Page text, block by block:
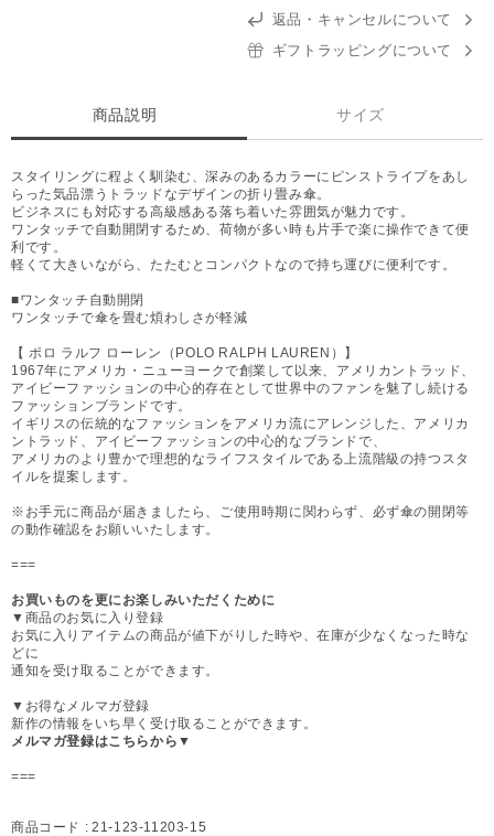
返品・キャンセルについて
ギフトラッピングについて
商品説明 サイズ
スタイリングに程よく馴染む、深みのあるカラーにピンストライプをあし
らった気品漂うトラッドなデザインの折り畳み傘。
ビジネスにも対応する高級感ある落ち着いた雰囲気が魅力です。
ワンタッチで自動開閉するため、荷物が多い時も片手で楽に操作できて便
利です。
軽くて大きいながら、たたむとコンパクトなので持ち運びに便利です。
■ワンタッチ自動開閉
ワンタッチで傘を畳む煩わしさが軽減
【 ポロ ラルフ ローレン（POLO RALPH LAUREN）】
1967年にアメリカ・ニューヨークで創業して以来、アメリカントラッド、
アイビーファッションの中心的存在として世界中のファンを魅了し続ける
ファッションブランドです。
イギリスの伝統的なファッションをアメリカ流にアレンジした、アメリカ
ントラッド、アイビーファッションの中心的なブランドで、
アメリカのより豊かで理想的なライフスタイルである上流階級の持つスタ
イルを提案します。
※お手元に商品が届きましたら、ご使用時期に関わらず、必ず傘の開閉等
の動作確認をお願いいたします。
===
お買いものを更にお楽しみいただくために
▼商品のお気に入り登録
お気に入りアイテムの商品が値下がりした時や、在庫が少なくなった時な
どに
通知を受け取ることができます。
▼お得なメルマガ登録
新作の情報をいち早く受け取ることができます。
メルマガ登録はこちらから▼
===
商品コード : 21-123-11203-15